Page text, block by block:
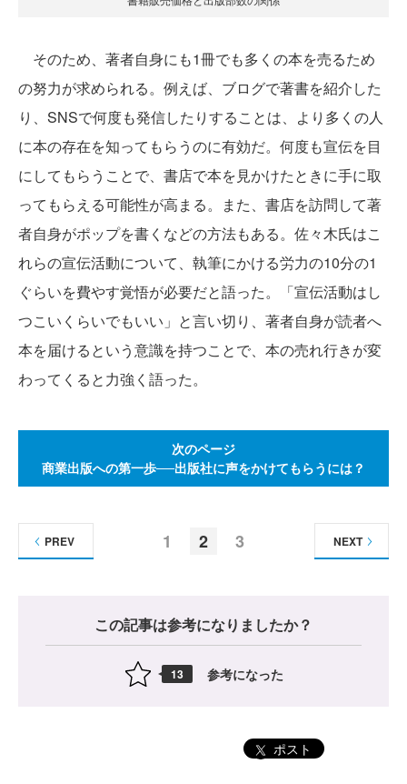
そのため、著者自身にも1冊でも多くの本を売るため
の努力が求められる。例えば、ブログで著書を紹介した
り、SNSで何度も発信したりすることは、より多くの人
に本の存在を知ってもらうのに有効だ。何度も宣伝を目
にしてもらうことで、書店で本を見かけたときに手に取
ってもらえる可能性が高まる。また、書店を訪問して著
者自身がポップを書くなどの方法もある。佐々木氏はこ
れらの宣伝活動について、執筆にかける労力の10分の1
ぐらいを費やす覚悟が必要だと語った。「宣伝活動はし
つこいくらいでもいい」と言い切り、著者自身が読者へ
本を届けるという意識を持つことで、本の売れ行きが変
わってくると力強く語った。
次のページ
商業出版への第一歩──出版社に声をかけてもらうには？
1 2 3
PREV NEXT
この記事は参考になりましたか？
13 参考になった
ポスト